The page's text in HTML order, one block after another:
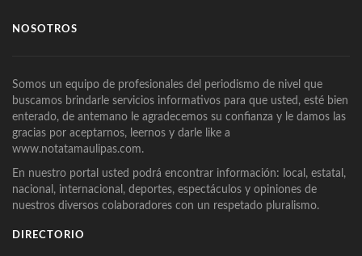
NOSOTROS
Somos un equipo de profesionales del periodismo de nivel que
buscamos brindarle servicios informativos para que usted, esté bien
enterado, de antemano le agradecemos su confianza y le damos las
gracias por aceptarnos, leernos y darle like a
www.notatamaulipas.com.
En nuestro portal usted podrá encontrar información: local, estatal,
nacional, internacional, deportes, espectáculos y opiniones de
nuestros diversos colaboradores con un respetado pluralismo.
DIRECTORIO